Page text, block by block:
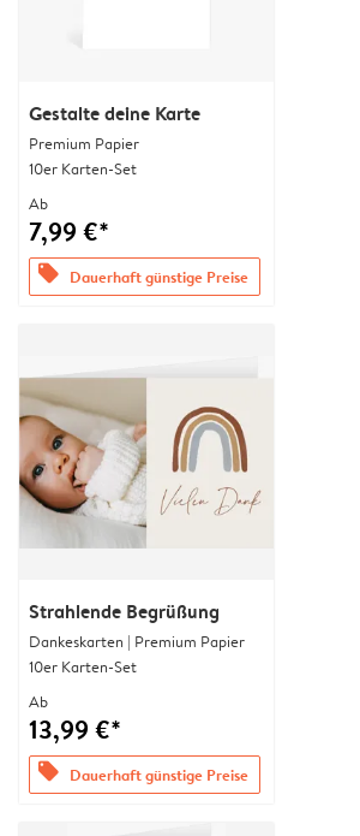
Gestalte deine Karte
Premium Papier
10er Karten-Set
Ab
7,99 €*
offers Dauerhaft günstige Preise
Strahlende Begrüßung
Dankeskarten | Premium Papier
10er Karten-Set
Ab
13,99 €*
offers Dauerhaft günstige Preise